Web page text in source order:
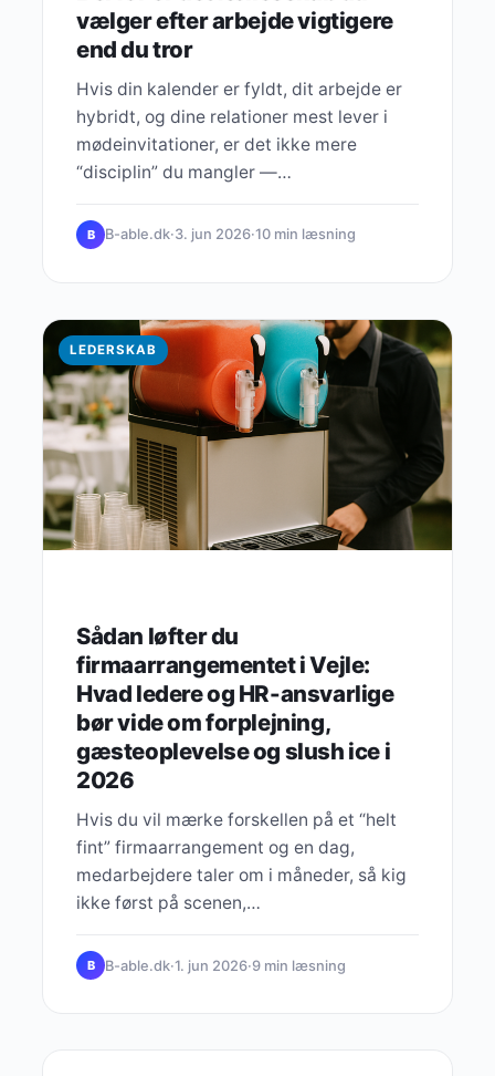
vælger efter arbejde vigtigere
end du tror
Hvis din kalender er fyldt, dit arbejde er
hybridt, og dine relationer mest lever i
mødeinvitationer, er det ikke mere
“disciplin” du mangler —…
B B-able.dk·3. jun 2026·10 min læsning
LEDERSKAB
Sådan løfter du
firmaarrangementet i Vejle:
Hvad ledere og HR-ansvarlige
bør vide om forplejning,
gæsteoplevelse og slush ice i
2026
Hvis du vil mærke forskellen på et “helt
fint” firmaarrangement og en dag,
medarbejdere taler om i måneder, så kig
ikke først på scenen,…
B B-able.dk·1. jun 2026·9 min læsning